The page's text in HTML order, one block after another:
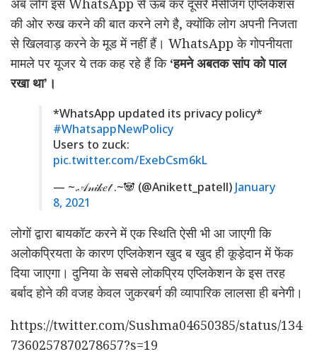
की ओर रुख करने की बात करने लगे है, क्योंकि लोग अपनी निजता
से खिलवाड़ करने के मूड में नहीं हैं। WhatsApp के गोपनीयता
मामले पर यूजर ये तक कह रहे हैं कि ‘हमने अबतक सांप को पाल
रखा था’।
*WhatsApp updated its privacy policy*
#WhatsappNewPolicy
Users to zuck:
pic.twitter.com/ExebCsm6kL
— ~.𝒜𝓃𝒾𝓀𝑒𝓉 .~🐼 (@Anikett_patell) January
8, 2021
लोगों द्वारा बायकॉट करने में एक स्थिति ऐसी भी आ जाएगी कि
अलोकप्रियता के कारण एप्लिकेशन खुद ब खुद ही कूड़ेदान में फेंक
दिया जाएगा। दुनिया के सबसे लोकप्रिय एप्लिकेशन के इस तरह
बर्बाद होने की वजह केवल जुकरबर्ग की व्यापारिक लालसा ही बनेगी।
https://twitter.com/Sushma04650385/status/134
7360257870278657?s=19